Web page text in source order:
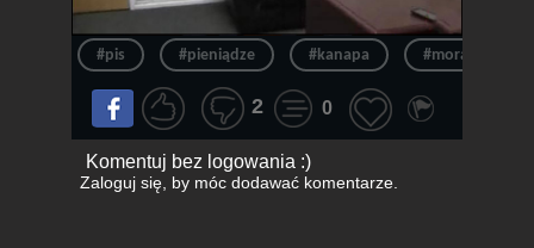
#pis #pieniądze #kanapa #morawiecki
2 0
Komentuj bez logowania :)
Zaloguj się, by móc dodawać komentarze.